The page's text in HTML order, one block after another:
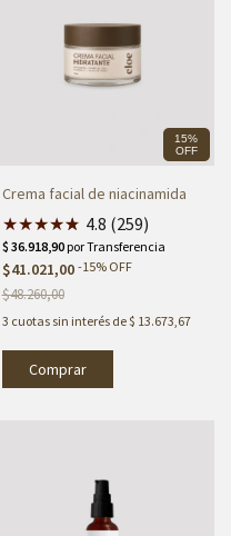
15%
OFF
Crema facial de niacinamida
★★★★★
★ 4.8 (259)
$41.021,00 -15% OFF
$48.260,00
3 cuotas sin interés de$ 13.673,67